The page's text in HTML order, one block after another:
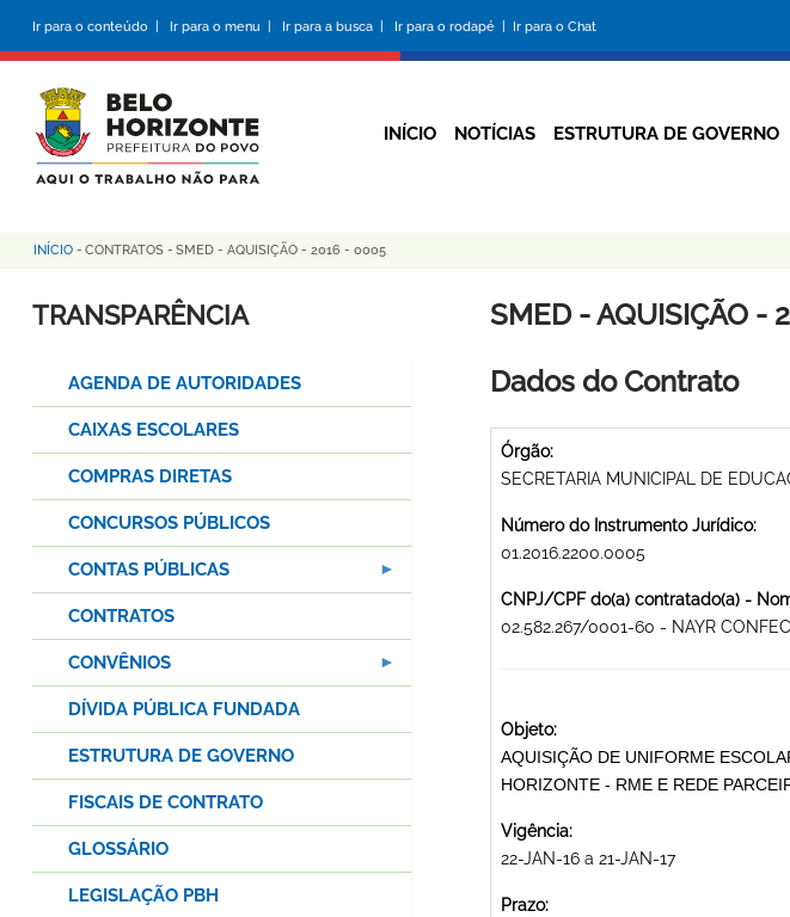
conteúdo
principal
Ir para o conteúdo | Ir para o menu | Ir para a busca | Ir para o rodapé | Ir para o Chat
da
INÍCIO NOTÍCIAS ESTRUTURA DE GOVERNO
Trilha
de
INÍCIO - CONTRATOS - SMED - AQUISIÇÃO - 2016 - 0005
SMED - AQUISIÇÃO -
Dados do Contrato
Órgão:
SECRETARIA MUNICIPAL DE
Número do Instrumento Jurídico:
01.2016.2200.0005
CNPJ/CPF do(a) contratado(a) -
02.582.267/0001-60 - NAYR
Objeto:
AQUISIÇÃO DE UNIFORME
HORIZONTE - RME E REDE
Vigência:
22-JAN-16 a 21-JAN-17
Prazo:
TRANSPARÊNCIA
AGENDA DE AUTORIDADES
CAIXAS ESCOLARES
COMPRAS DIRETAS
CONCURSOS PÚBLICOS
CONTAS PÚBLICAS
CONTRATOS
CONVÊNIOS
DÍVIDA PÚBLICA FUNDADA
ESTRUTURA DE GOVERNO
FISCAIS DE CONTRATO
GLOSSÁRIO
LEGISLAÇÃO PBH